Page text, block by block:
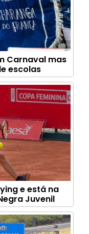
Carnaval mas
escolas
e está na
Juvenil